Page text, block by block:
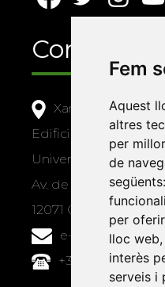
Fem
Aquest
altres
per
de
següents:
per
lloc web,
interès
serveis i
Contacte
Xarxa Vives
Edifici Àgora
Universitat Jaume I,
Av. de Vicent Sos
12071 Castelló de la
e-buc@vives.org
+34 964 72 89 93